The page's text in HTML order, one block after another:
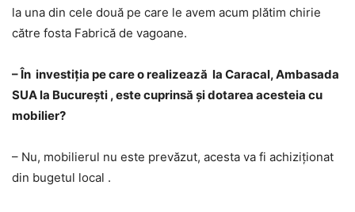
la una din cele două pe care le avem acum plătim chirie
către fosta Fabrică de vagoane.
– În investiţia pe care o realizează la Caracal, Ambasada
SUA la Bucureşti , este cuprinsă şi dotarea acesteia cu
mobilier?
– Nu, mobilierul nu este prevăzut, acesta va fi achiziţionat
din bugetul local .